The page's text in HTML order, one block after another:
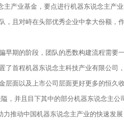
产业基金，要点进行机器东说念主产
，且对峙在头部优秀企业中拿大份额，
早期的阶段，团队的悉数构建流程需要
了首程机器东说念主科技产业有限公司
面以及上市公司层面更好更多的恒久收
，并且目下其中的部分机器东说念主公
推动中国机器东说念主产业的快速发